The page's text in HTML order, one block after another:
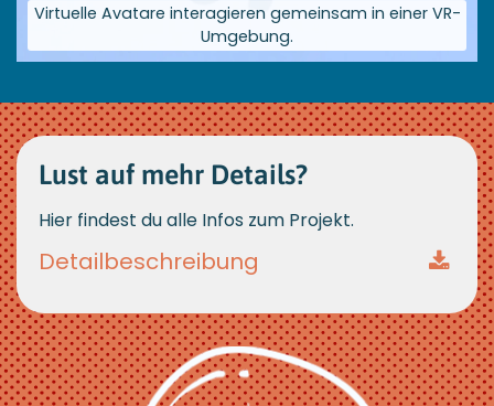
Virtuelle Avatare interagieren gemeinsam in einer VR-
Umgebung.
Bildversion
anzeigen
Lust auf mehr Details?
Hier findest du alle Infos zum Projekt.
Detailbeschreib ung